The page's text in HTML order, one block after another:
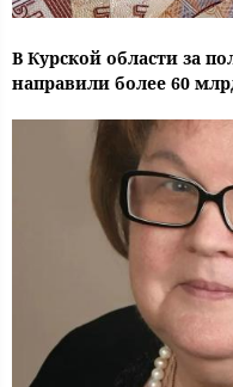
В Курской области за
направили более 60